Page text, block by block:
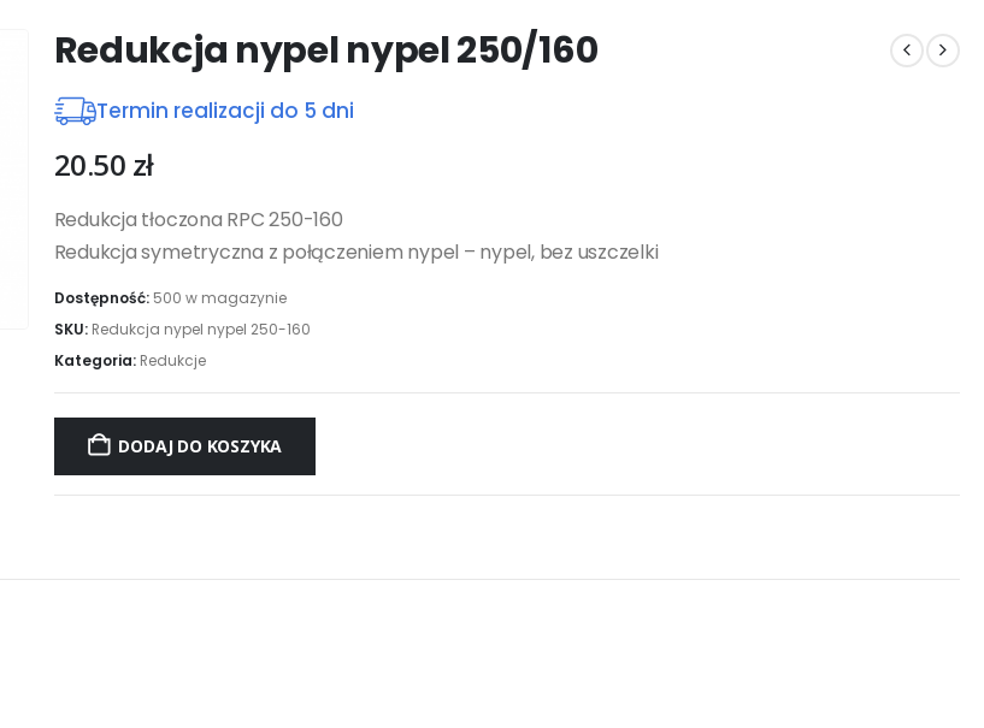
Redukcja nypel nypel 250/160
Termin realizacji do 5 dni
20.50 zł
Redukcja tłoczona RPC 250-160
Redukcja symetryczna z połączeniem nypel – nypel, bez uszczelki
Dostępność: 500 w magazynie
SKU: Redukcja nypel nypel 250-160
Kategoria: Redukcje
DODAJ DO KOSZYKA